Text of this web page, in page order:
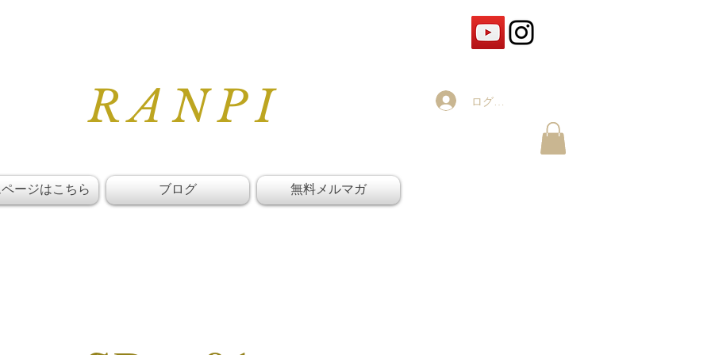
RANPI ログイン
ージはこちら ブログ 無料メルマガ